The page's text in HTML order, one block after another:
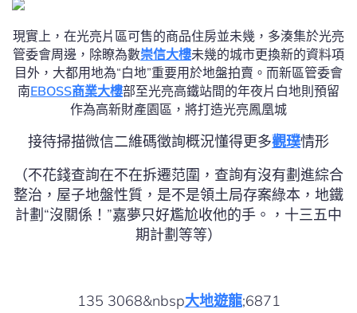
現實上，在光亮片區可售的商品住房並未幾，多湊集於光亮
管委會周邊，除瞭為數崇信大樓未幾的城市更換新的資料項
目外，大都用地為“白地”重要用於地盤拍賣。而新區管委會
南EBOSS商業大樓部至光亮高鐵站間的年夜片白地則預留
作為高新財產園區，將打造光亮鳳凰城
接待掃描微信二維碼徵詢概況懂得更多觀璞情形
（不花錢查詢在不在拆遷范圍，查詢有沒有劃進綜合
整治，屋子地盤性質，是不是領土局存案綠本，地鐵
計劃“沒關係！”嘉夢只好尷尬收他的手。，十三五中
期計劃等等）
135 3068&nbsp大地遊龍;6871